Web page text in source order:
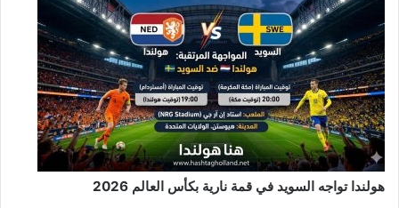
هولندا تواجه السويد في قمة نارية بكأس العالم 2026